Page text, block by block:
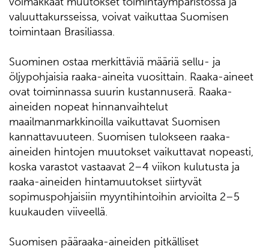
valuuttakursseissa, voivat vaikuttaa Suomisen
toimintaan Brasiliassa.
Suominen ostaa merkittäviä määriä sellu- ja
öljypohjaisia raaka-aineita vuosittain. Raaka-aineet
ovat toiminnassa suurin kustannuserä. Raaka-
aineiden nopeat hinnanvaihtelut
maailmanmarkkinoilla vaikuttavat Suomisen
kannattavuuteen. Suomisen tulokseen raaka-
aineiden hintojen muutokset vaikuttavat nopeasti,
koska varastot vastaavat 2–4 viikon kulutusta ja
raaka-aineiden hintamuutokset siirtyvät
sopimuspohjaisiin myyntihintoihin arvioilta 2–5
kuukauden viiveellä.
Suomisen pääraaka-aineiden pitkälliset